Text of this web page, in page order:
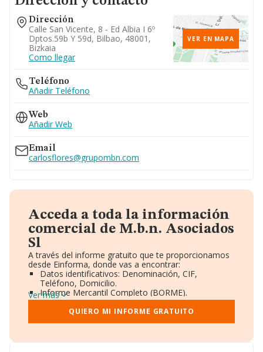
Dirección
Calle San Vicente, 8 - Ed Albia I 6º
Dptos.59b Y 59d, Bilbao, 48001,
Bizkaia
Como llegar
VER EN MAPA
Teléfono
Añadir Teléfono
Web
Añadir Web
Email
carlosflores@grupombn.com
Acceda a toda la información
comercial de M.b.n. Asociados
Sl
A través del informe gratuito que te proporcionamos
desde Einforma, donde vas a encontrar:
Datos identificativos: Denominación, CIF,
Teléfono, Domicilio.
Informe Mercantil Completo (BORME).
Gráficos de Evolución Ventas y Empleados.
Consejo de Administración y Administradores.
Directivos y Ejecutivos.
Ver más
QUIERO MI INFORME GRATUITO